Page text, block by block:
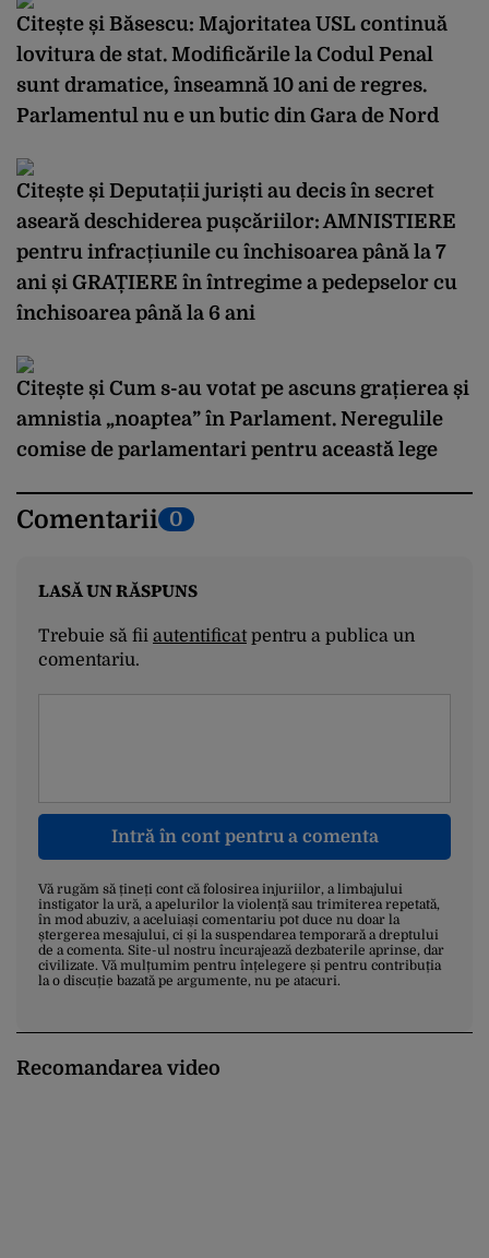
Citește și Băsescu: Majoritatea USL continuă
lovitura de stat. Modificările la Codul Penal
sunt dramatice, înseamnă 10 ani de regres.
Parlamentul nu e un butic din Gara de Nord
Citește și Deputații juriști au decis în secret
aseară deschiderea pușcăriilor: AMNISTIERE
pentru infracțiunile cu închisoarea până la 7
ani și GRAȚIERE în întregime a pedepselor cu
închisoarea până la 6 ani
Citește și Cum s-au votat pe ascuns grațierea și
amnistia „noaptea” în Parlament. Neregulile
comise de parlamentari pentru această lege
Comentarii 0
LASĂ UN RĂSPUNS
Trebuie să fii autentificatpentru a publica un
comentariu.
Intră în cont pentru a comenta
Vă rugăm să țineți cont că folosirea injuriilor, a limbajului
instigator la ură, a apelurilor la violență sau trimiterea repetată,
în mod abuziv, a aceluiași comentariu pot duce nu doar la
ștergerea mesajului, ci și la suspendarea temporară a dreptului
de a comenta. Site-ul nostru încurajează dezbaterile aprinse, dar
civilizate. Vă mulțumim pentru înțelegere și pentru contribuția
la o discuție bazată pe argumente, nu pe atacuri.
Recomandarea video